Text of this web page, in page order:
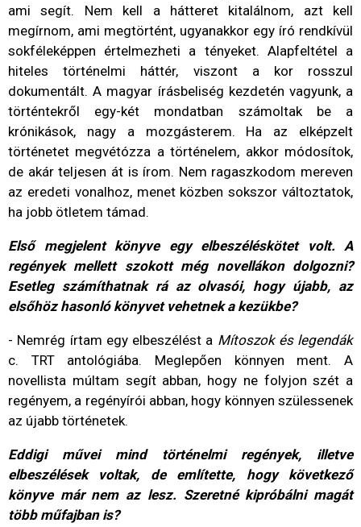
ami segít. Nem kell a hátteret kitalálnom, azt kell
megírnom, ami megtörtént, ugyanakkor egy író rendkívül
sokféleképpen értelmezheti a tényeket. Alapfeltétel a
hiteles történelmi háttér, viszont a kor rosszul
dokumentált. A magyar írásbeliség kezdetén vagyunk, a
történtekről egy-két mondatban számoltak be a
krónikások, nagy a mozgásterem. Ha az elképzelt
történetet megvétózza a történelem, akkor módosítok,
de akár teljesen át is írom. Nem ragaszkodom mereven
az eredeti vonalhoz, menet közben sokszor változtatok,
ha jobb ötletem támad.
Első megjelent könyve egy elbeszéléskötet volt. A
regények mellett szokott még novellákon dolgozni?
Esetleg számíthatnak rá az olvasói, hogy újabb, az
elsőhöz hasonló könyvet vehetnek a kezükbe?
- Nemrég írtam egy elbeszélést a Mítoszok és legendák
c. TRT antológiába. Meglepően könnyen ment. A
novellista múltam segít abban, hogy ne folyjon szét a
regényem, a regényírói abban, hogy könnyen szülessenek
az újabb történetek.
Eddigi művei mind történelmi regények, illetve
elbeszélések voltak, de említette, hogy következő
könyve már nem az lesz. Szeretné kipróbálni magát
több műfajban is?